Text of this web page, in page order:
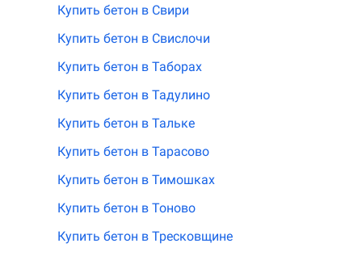
Купить бетон в Свири
Купить бетон в Свислочи
Купить бетон в Таборах
Купить бетон в Тадулино
Купить бетон в Тальке
Купить бетон в Тарасово
Купить бетон в Тимошках
Купить бетон в Тоново
Купить бетон в Тресковщине